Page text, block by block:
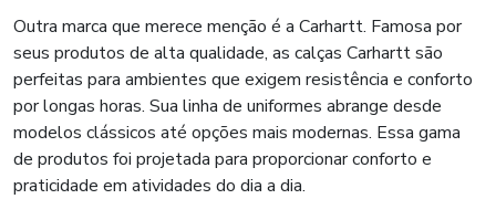
Outra marca que merece menção é a Carhartt. Famosa por
seus produtos de alta qualidade, as calças Carhartt são
perfeitas para ambientes que exigem resistência e conforto
por longas horas. Sua linha de uniformes abrange desde
modelos clássicos até opções mais modernas. Essa gama
de produtos foi projetada para proporcionar conforto e
praticidade em atividades do dia a dia.